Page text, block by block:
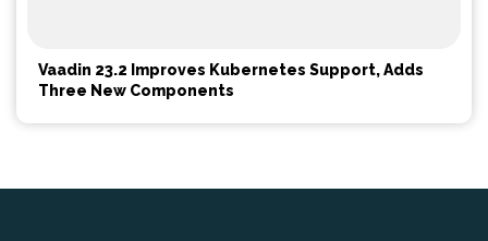
Vaadin 23.2 Improves Kubernetes Support, Adds
Three New Components